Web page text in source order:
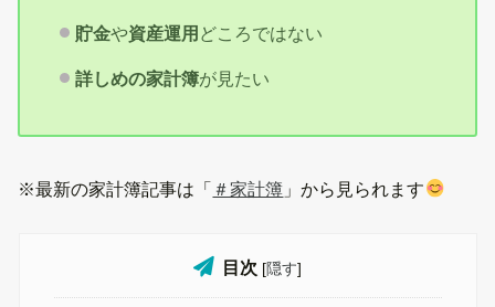
貯金や資産運用 どころではない
詳しめの家計簿が見たい
※最新の家計簿記事は「 ＃家計簿 」から見られます
目次 [隠す]